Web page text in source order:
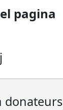
pagina
donateurs